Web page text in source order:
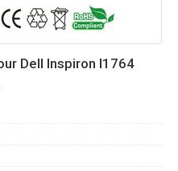
Dell Inspiron I1764